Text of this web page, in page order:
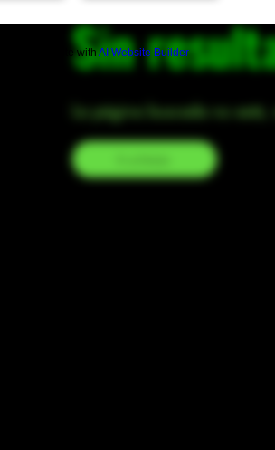
AI website withAI Website Builder
Sin
La página buscada no